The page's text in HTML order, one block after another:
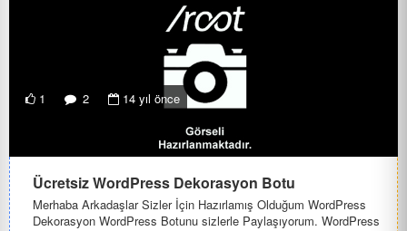
1 2 14 yıl önce
Ücretsiz WordPress Dekorasyon Botu
Merhaba Arkadaşlar Sizler İçin Hazırlamış Olduğum WordPress
Dekorasyon WordPress Botunu sizlerle Paylaşıyorum. WordPress